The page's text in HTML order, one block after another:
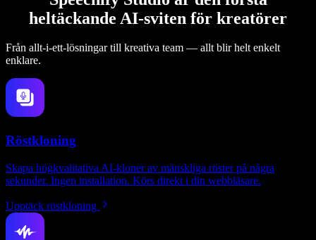
heltäckande AI-sviten för kreatörer
Från allt-i-ett-lösningar till kreativa team — allt blir helt enkelt
enklare.
Röstkloning
Skapa högkvalitativa AI-kloner av mänskliga röster på några
sekunder. Ingen installation. Körs direkt i din webbläsare.
Upptäck röstkloning